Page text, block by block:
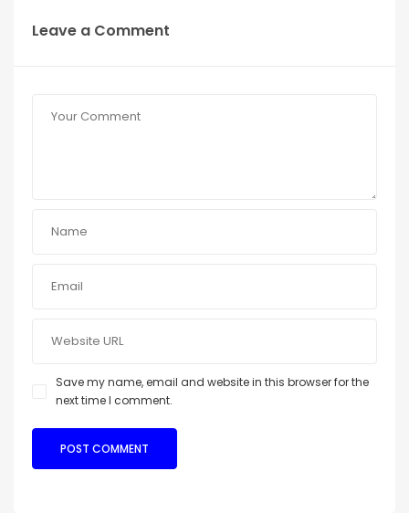
Leave a Comment
Save my name, email and website in this browser for the
next time I comment.